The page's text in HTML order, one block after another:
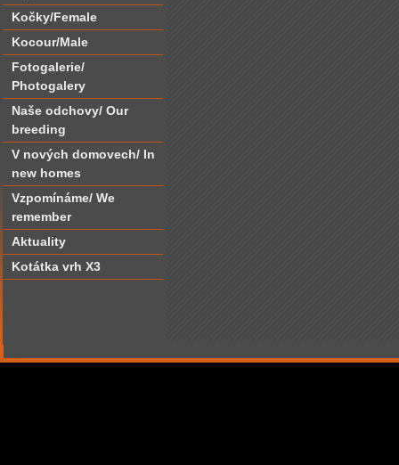
Kočky/Female
Kocour/Male
Fotogalerie/
Photogalery
Naše odchovy/ Our
breeding
V nových domovech/ In
new homes
Vzpomínáme/ We
remember
Aktuality
Kotátka vrh X3